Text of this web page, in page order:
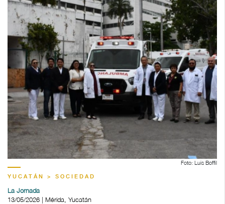
Foto: Luis Boffil
YUCATÁN > SOCIEDAD
La Jornada
13/05/2026 | Mérida, Yucatán